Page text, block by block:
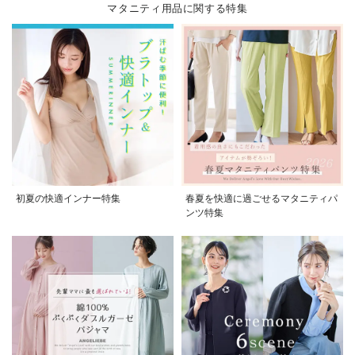
マタニティ用品に関する特集
初夏の快適インナー特集
春夏を快適に過ごせるマタニティパ
ンツ特集